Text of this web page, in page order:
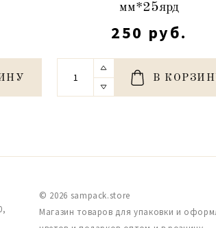
мм*25ярд
250 руб.
В
© 2026 sampack.store
Магазин товаров для упаковки и